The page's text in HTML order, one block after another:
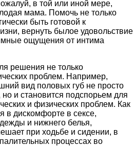
в той или иной мере,
мама. Помочь не только
быть готовой к
вернуть былое удовольствие
ощущения от интима
решения не только
проблем. Например,
вид половых губ не просто
и становится подспорьем для
и физических проблем. Как
в дискомфорте в сексе,
и нижнего белья,
при ходьбе и сидении, в
процессах во